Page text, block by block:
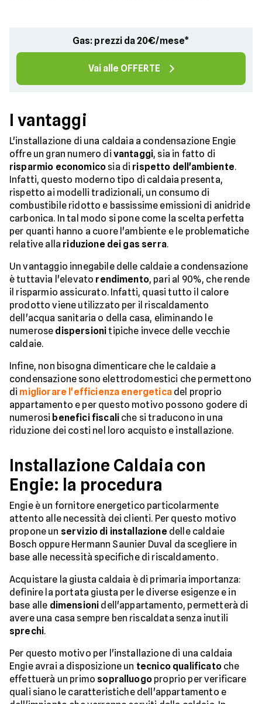
Gas: prezzi da 20€/mese*
Vai alle OFFERTE
I vantaggi
L'installazione di una caldaia a condensazione Engie
offre un gran numero di vantaggi, sia in fatto di
risparmio economico sia di rispetto dell'ambiente.
Infatti, questo moderno tipo di caldaia presenta,
rispetto ai modelli tradizionali, un consumo di
combustibile ridotto e bassissime emissioni di anidride
carbonica. In tal modo si pone come la scelta perfetta
per quanti hanno a cuore l'ambiente e le problematiche
relative alla riduzione dei gas serra.
Un vantaggio innegabile delle caldaie a condensazione
è tuttavia l'elevato rendimento, pari al 90%, che rende
il risparmio assicurato. Infatti, quasi tutto il calore
prodotto viene utilizzato per il riscaldamento
dell'acqua sanitaria o della casa, eliminando le
numerose dispersionitipiche invece delle vecchie
caldaie.
Infine, non bisogna dimenticare che le caldaie a
condensazione sono elettrodomestici che permettono
di migliorare l'efficienza energetica del proprio
appartamento e per questo motivo possono godere di
numerosi benefici fiscali che si traducono in una
riduzione dei costi nel loro acquisto e installazione.
Installazione Caldaia con
Engie: la procedura
Engie è un fornitore energetico particolarmente
attento alle necessità dei clienti. Per questo motivo
propone un servizio di installazione delle caldaie
Bosch oppure Hermann Saunier Duval da scegliere in
base alle necessità specifiche di riscaldamento.
Acquistare la giusta caldaia è di primaria importanza:
definire la portata giusta per le diverse esigenze e in
base alle dimensioni dell'appartamento, permetterà di
avere una casa sempre ben riscaldata senza inutili
sprechi.
Per questo motivo per l'installazione di una caldaia
Engie avrai a disposizione un tecnico qualificatoche
effettuerà un primo sopralluogoproprio per verificare
quali siano le caratteristiche dell'appartamento e